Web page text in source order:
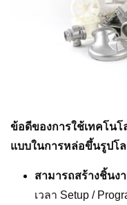
ข้อดีของการใช้เทคโนโ
แบบในการหล่อขึ้นรูปโ
สามารถสร้างชิ้นง
เวลา Setup /